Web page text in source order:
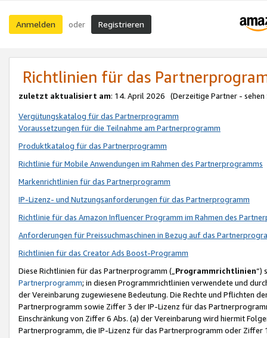
Anmelden oder Registrieren
Richtlinien für das
zuletzt aktualisiert am: 14. April 2026 (Derzeitige Partner - sehen
Vergütungskatalog für das Partnerprogramm
Voraussetzungen für die Teilnahme am Partnerprogramm
Produktkatalog für das Partnerprogramm
Richtlinie für Mobile Anwendungen im Rahmen des Partnerprogramms
Markenrichtlinien für das Partnerprogramm
IP-Lizenz- und Nutzungsanforderungen für das Partnerprogramm
Richtlinie für das Amazon Influencer Programm im Rahmen des
Anforderungen für Preissuchmaschinen in Bezug auf das
Richtlinien für das Creator Ads Boost-Programm
Diese Richtlinien für das Partnerprogramm („Programmrichtlinien“)
Partnerprogramm; in diesen Programmrichtlinien verwendete und
der Vereinbarung zugewiesene Bedeutung. Die Rechte und Pflichten
Partnerprogramm sowie Ziffer 3 der IP-Lizenz für das
Einschränkung von Ziffer 6 Abs. (a) der Vereinbarung wird hiermit
Partnerprogramm, die IP-Lizenz für das Partnerprogramm oder